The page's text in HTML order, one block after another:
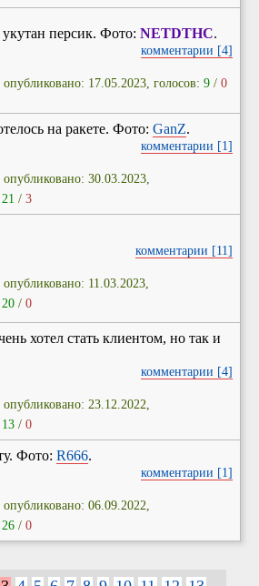
персик. Фото: NETDTHC.
комментарии [4]
опубликовано: 17.05.2023, голосов:9 /0
на ракете. Фото: GanZ.
комментарии [1]
опубликовано: 30.03.2023,
21 / 3
комментарии [11]
опубликовано: 11.03.2023,
20/ 0
хотел стать клиентом, но так и
комментарии [4]
опубликовано: 23.12.2022,
13/ 0
Фото: R666.
комментарии [1]
опубликовано: 06.09.2022,
26/ 0